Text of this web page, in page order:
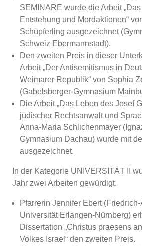
SEMINARE wurde die Arbeit
Entstehung und Mordaktionen“
Schüpferling ausgezeichnet
Schweiz Ebermannstadt).
Den zweiten Preis in dieser
Arbeit „Der Antisemitismus in
Weimarer Republik“ von Sophia
(Gabelsberger-Gymnasium
Die Arbeit „Das Leben des Josef
jüdischer Rechtsanwalt und
Anna-Maria Schlichenmayer
Gymnasium Dachau) wurde mit
ausgezeichnet.
In der Kategorie UNIVERSITÄT II
Jahr zwei Arbeiten gewürdigt.
Pfarrerin Jennifer Ebert
Universität Erlangen-Nürnberg)
Dissertation „Christus praesens
Volkes Israel“ den zweiten Preis.